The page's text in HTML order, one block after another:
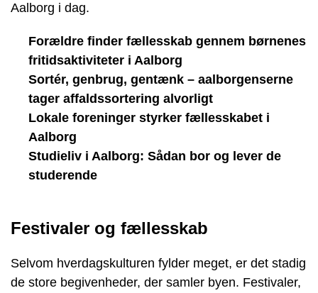
Aalborg i dag.
Forældre finder fællesskab gennem børnenes
fritidsaktiviteter i Aalborg
Sortér, genbrug, gentænk – aalborgenserne
tager affaldssortering alvorligt
Lokale foreninger styrker fællesskabet i
Aalborg
Studieliv i Aalborg: Sådan bor og lever de
studerende
Festivaler og fællesskab
Selvom hverdagskulturen fylder meget, er det stadig
de store begivenheder, der samler byen. Festivaler,